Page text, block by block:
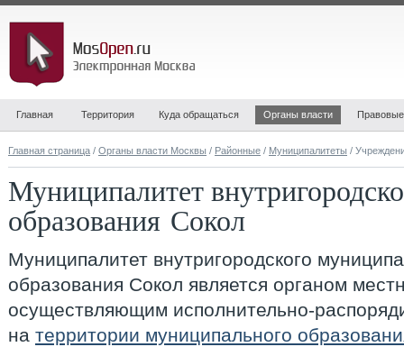
Главная Территория Куда обращаться Органы власти
Главная страница / Органы власти Москвы / Районные / Муниципалитеты /
Муниципалитет
образования Сокол
Муниципалитет внутригородского
образования Сокол является органом
осуществляющим исполнительно-
на территории муниципального